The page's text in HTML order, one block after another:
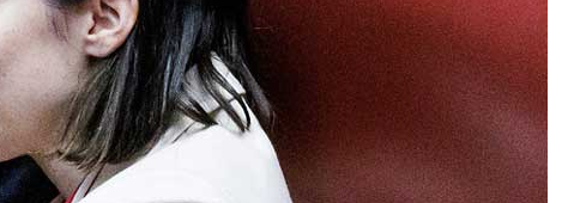
Rita De Crescenzo presenta la sua
scimmia ai fan, ma sui social
scoppia la polemica – VIDEO